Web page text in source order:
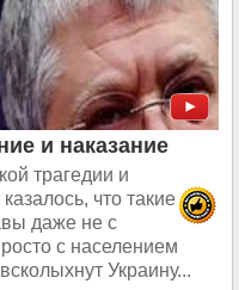
и наказание
трагедии и
что такие
даже не с
с населением
Украину...